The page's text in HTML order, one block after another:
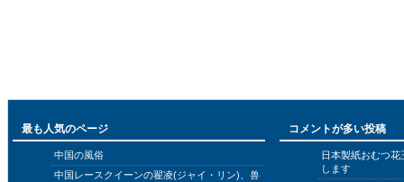
最も人気のページ
中国の風俗
中国レースクイーンの翟凌(ジャイ・リン)、兽
コメントが多い投稿
日本製紙おむつ
します